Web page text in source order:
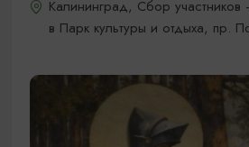
Калининград, Сбор участников
в Парк культуры и отдыха, пр.